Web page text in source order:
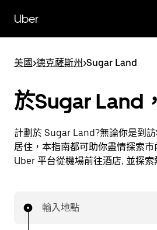
Uber
美國>德克薩斯州>Sugar Land
於Sugar Land
計劃於 Sugar Land?無論你是到
居住，本指南都可助你盡情探索
Uber 平台從機場前往酒店, 並探索
輸入地點